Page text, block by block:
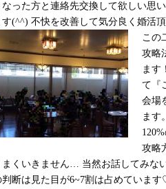
った方と連絡先交換して欲しい思
(^^) 不快を改善して気分良く婚活
この
攻略
ます
て
会場
ます
攻略
まくいきません… 当然お話してみな
判断は見た目が6~7割は占めていま